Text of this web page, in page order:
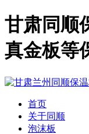
甘肃同顺
真金板等
首页
关于同顺
泡沫板